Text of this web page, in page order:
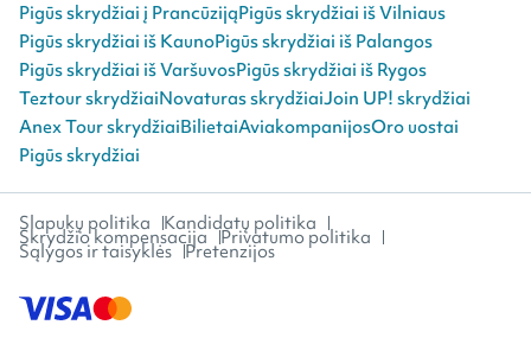
Pigūs skrydžiai į PrancūzijąPigūs skrydžiai iš Vilniaus
Pigūs skrydžiai iš KaunoPigūs skrydžiai iš Palangos
Pigūs skrydžiai iš VaršuvosPigūs skrydžiai iš Rygos
Teztour skrydžiaiNovaturas skrydžiaiJoin UP! skrydžiai
Anex Tour skrydžiaiBilietaiAviakompanijosOro uostai
Pigūs skrydžiai
Slapukų politika Kandidatų politika
Skrydžio kompensacija Privatumo politika
Sąlygos ir taisyklės Pretenzijos